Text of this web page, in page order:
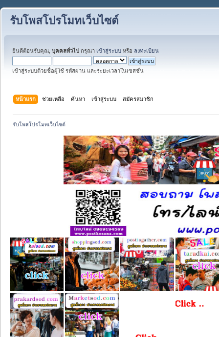
รับโพสโปรโมทเว็บไซต์
ยินดีต้อนรับคุณ, บุคคลทั่วไป กรุณา เข้าสู่ระบบ หรือ ลงทะเบียน
เข้าสู่ระบบด้วยชื่อผู้ใช้ รหัสผ่าน และระยะเวลาในเซสชั่น
หน้าแรก ช่วยเหลือ ค้นหา เข้าสู่ระบบ สมัครสมาชิก
รับโพสโปรโมทเว็บไซต์